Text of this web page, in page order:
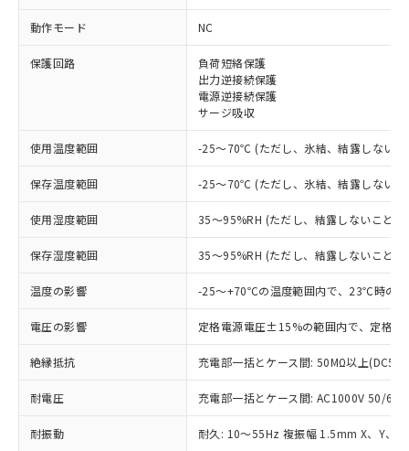
動作モード NC
保護回路
負荷短絡保護
出力逆接続保護
電源逆接続保護
サージ吸収
使用温度範囲 -25～70℃ (ただし、氷結、結露しないこ
保存温度範囲 -25～70℃ (ただし、氷結、結露しないこ
使用湿度範囲 35～95%RH (ただし、結露しないこと)
保存湿度範囲 35～95%RH (ただし、結露しないこと)
温度の影響 -25～+70℃の温度範囲内で、23℃時の
電圧の影響 定格電源電圧±15%の範囲内で、定格
絶縁抵抗 充電部一括とケース間: 50MΩ以上
耐電圧 充電部一括とケース間: AC1000V 50/
耐振動 耐久: 10～55Hz 複振幅 1.5mm X、Y、Z
ご利用条件
以下の条件をお読みいただき、同意のうえ
本サービスは、当社制御機器事業取扱
商品の当社在庫状況および標準価格
(税抜)を提供させていただくもので
当社制御機器事業取扱商品の中には、
本サービスの対象外となる商品もある
ことをご了承ください。
在庫状況および標準価格照会結果は、
記載している更新日時点での社内デー
※1 対応状況
対応済み：EU RoHS指令（10物質）の
非含有に対応した製品が提供可能な商品で
対応予定：EU RoHS指令（10物質）の非含
商品です。
対応予定なし：EU RoHS指令（10物質）の
非含有に非対応の商品で、対応品を出す予
定はありません。
調査・確認中：EU RoHS指令（10物質）の
非含有の対応状況を調査中または確認中の
非該当品：ライセンス料など無形物で、有
害物質有無と関係のない商品です。
仕入先様の事情により、非含有部品として
いたものが、含有品と判明した場合などや
むを得ず変更することがあります。
*EU RoHS指令（10物質）：
※1 中国RoHS○×表
「○」：最大均質材料含有率が中国RoHSの
基準値以下であることを示します。
「×」：最大均質材料含有率が中国RoHSの
基準値を超えていることを示します。
「－」：未確認です。当社販売部門へお問
い合わせください。
当社は、これら貴社製品のうち、外国
為替および外国貿易法に定める商品
（以下｢規制貨物等」という）を輸出